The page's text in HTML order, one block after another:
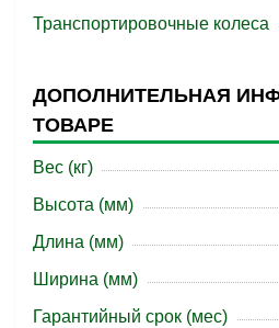
Транспортировочные колеса
ДОПОЛНИТЕЛЬНАЯ
ТОВАРЕ
Вес (кг)
Высота (мм)
Длина (мм)
Ширина (мм)
Гарантийный срок (мес)